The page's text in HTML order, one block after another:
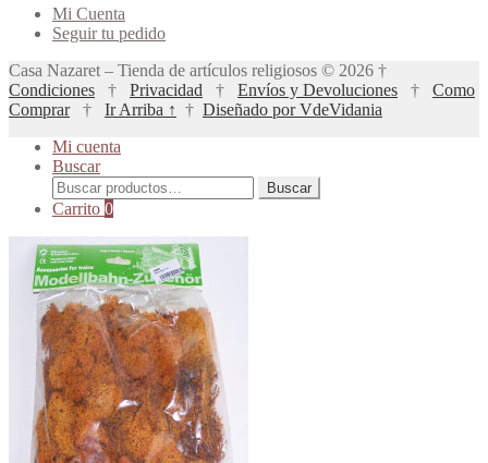
la
página
de
Mi Cuenta
Seguir tu pedido
Casa Nazaret – Tienda de artículos religiosos © 2026 †
Condiciones † Privacidad † Envíos y Devoluciones † Como
Comprar† Ir Arriba ↑ † Diseñado por VdeVidania
Mi cuenta
Buscar
Buscar
por:
Buscar
Carrito 0